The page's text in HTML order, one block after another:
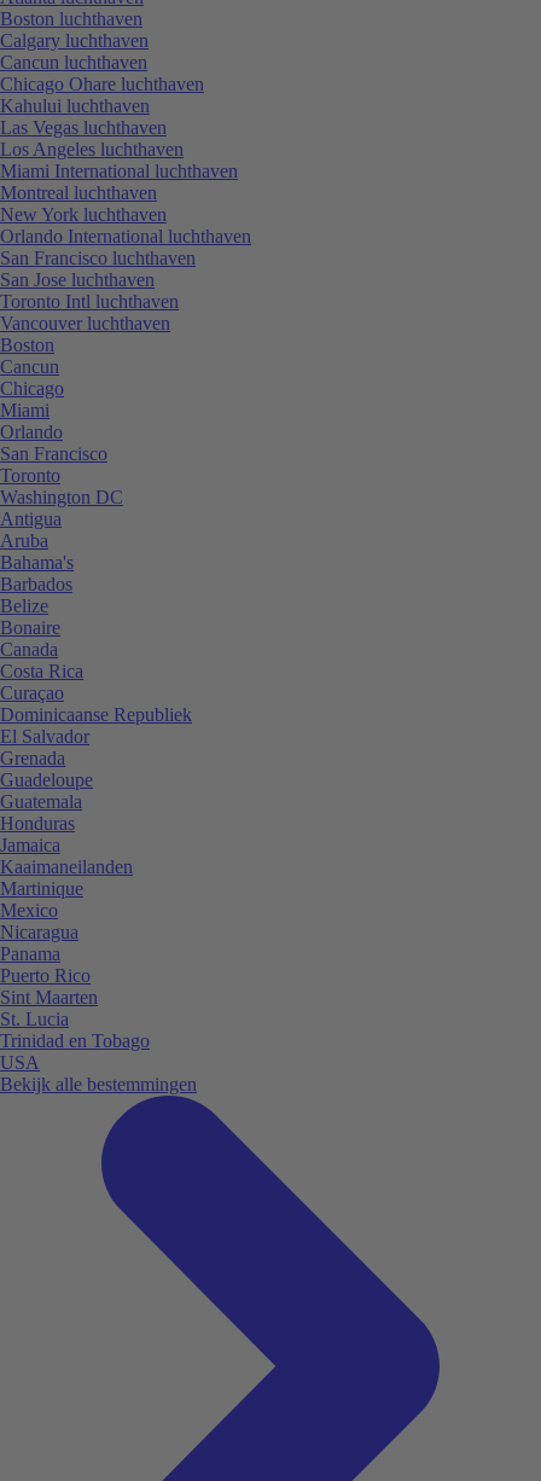
Boston luchthaven
Calgary luchthaven
Cancun luchthaven
Chicago Ohare luchthaven
Kahului luchthaven
Las Vegas luchthaven
Los Angeles luchthaven
Miami International luchthaven
Montreal luchthaven
New York luchthaven
Orlando International luchthaven
San Francisco luchthaven
San Jose luchthaven
Toronto Intl luchthaven
Vancouver luchthaven
Boston
Cancun
Chicago
Miami
Orlando
San Francisco
Toronto
Washington DC
Antigua
Aruba
Bahama's
Barbados
Belize
Bonaire
Canada
Costa Rica
Curaçao
Dominicaanse Republiek
El Salvador
Grenada
Guadeloupe
Guatemala
Honduras
Jamaica
Kaaimaneilanden
Martinique
Mexico
Nicaragua
Panama
Puerto Rico
Sint Maarten
St. Lucia
Trinidad en Tobago
USA
Bekijk alle bestemmingen